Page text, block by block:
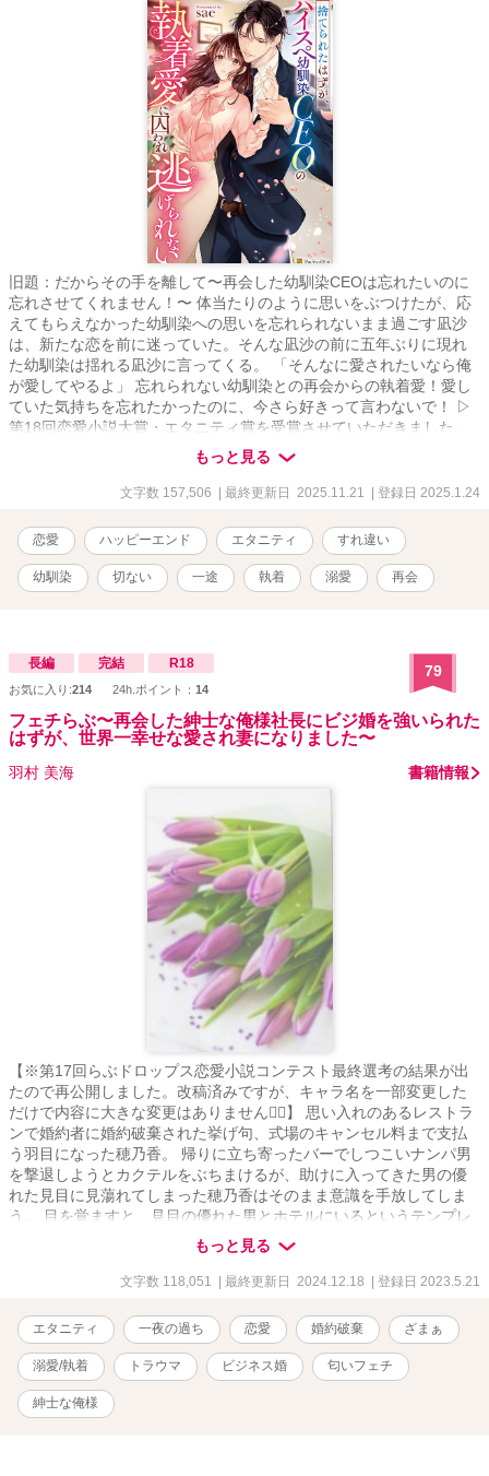
旧題：だからその手を離して〜再会した幼馴染CEOは忘れたいのに
忘れさせてくれません！〜 体当たりのように思いをぶつけたが、応
えてもらえなかった幼馴染への思いを忘れられないまま過ごす凪沙
は、新たな恋を前に迷っていた。そんな凪沙の前に五年ぶりに現れ
た幼馴染は揺れる凪沙に言ってくる。 「そんなに愛されたいなら俺
が愛してやるよ」 忘れられない幼馴染との再会からの執着愛！愛し
ていた気持ちを忘れたかったのに、今さら好きって言わないで！ ▷
第18回恋愛小説大賞・エタニティ賞を受賞させていただきました。
応援ありがとうございました！！
もっと見る
文字数 157,506 | 最終更新日 2025.11.21 | 登録日 2025.1.24
恋愛 ハッピーエンド エタニティ すれ違い
幼馴染 切ない 一途 執着 溺愛 再会
長編 完結 R18
お気に入り:214 24h.ポイント： 14
79
フェチらぶ〜再会した紳士な俺様社長にビジ婚を強いられた
はずが、世界一幸せな愛され妻になりました〜
羽村 美海 書籍情報
【※第17回らぶドロップス恋愛小説コンテスト最終選考の結果が出
たので再公開しました。改稿済みですが、キャラ名を一部変更した
だけで内容に大きな変更はありません🙇‍♀️】 思い入れのあるレストラ
ンで婚約者に婚約破棄された挙げ句、式場のキャンセル料まで支払
う羽目になった穂乃香。 帰りに立ち寄ったバーでしつこいナンパ男
を撃退しようとカクテルをぶちまけるが、助けに入ってきた男の優
れた見目に見蕩れてしまった穂乃香はそのまま意識を手放してしま
う。 目を覚ますと、見目の優れた男とホテルにいるというテンプレ
展開が待ち受けていたばかりか、紳士だとばかり思っていた男から
の予期せぬ変態発言により思いもよらない事態に……！ 数ヶ月後、
心機一転転職した穂乃香は、どういうわけか社長の第二秘書に抜擢
と一夜を共にした、あの変態男だった。 しかも、穂乃香の醸し出す
香りに一目惚れならぬ〝一嗅ぎ惚れ〟をしたという社長から、いき
なりプロポーズされて、〝業務の一環としてのビジネス婚〟に仕方
なく応じたはずが……､驚くほどの誠実さと優しさで頑なだった心を
蕩かされ、甘い美声と香りに惑わされ、時折みせるギャップと強引
さで熱く激しく翻弄されてーー 嗅覚に優れた紳士な俺様社長と男性
もっと見る
文字数 118,051 | 最終更新日 2024.12.18 | 登録日 2023.5.21
エタニティ 一夜の過ち 恋愛 婚約破棄 ざまぁ
溺愛/執着 トラウマ ビジネス婚 匂いフェチ
紳士な俺様